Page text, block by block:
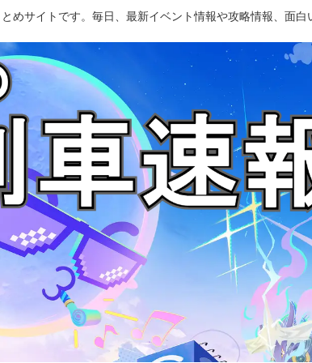
めサイトです。毎日、最新イベント情報や攻略情報、面白